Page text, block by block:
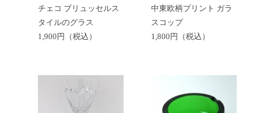
チェコ ブリュッセルス
タイルのグラス
1,900円（税込）
中東欧柄プリント ガラ
スコップ
1,800円（税込）